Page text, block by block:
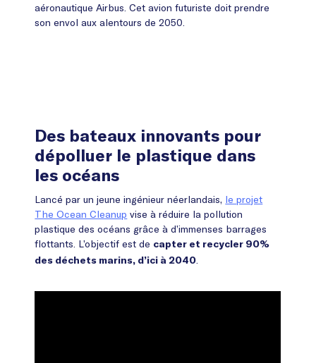
aéronautique Airbus. Cet avion futuriste doit prendre
son envol aux alentours de 2050.
Des bateaux innovants pour
dépolluer le plastique dans
les océans
Lancé par un jeune ingénieur néerlandais, le projet
The Ocean Cleanup vise à réduire la pollution
plastique des océans grâce à d’immenses barrages
flottants. L’objectif est de capter et recycler 90%
des déchets marins, d’ici à 2040.